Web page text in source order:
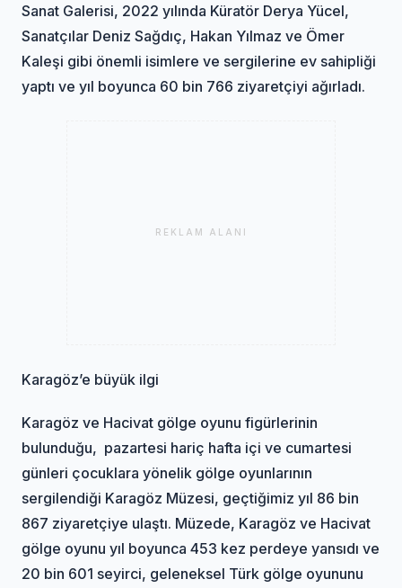
Sanat Galerisi, 2022 yılında Küratör Derya Yücel,
Sanatçılar Deniz Sağdıç, Hakan Yılmaz ve Ömer
Kaleşi gibi önemli isimlere ve sergilerine ev sahipliği
yaptı ve yıl boyunca 60 bin 766 ziyaretçiyi ağırladı.
REKLAM ALANI
Karagöz’e büyük ilgi
Karagöz ve Hacivat gölge oyunu figürlerinin
bulunduğu, pazartesi hariç hafta içi ve cumartesi
günleri çocuklara yönelik gölge oyunlarının
sergilendiği Karagöz Müzesi, geçtiğimiz yıl 86 bin
867 ziyaretçiye ulaştı. Müzede, Karagöz ve Hacivat
gölge oyunu yıl boyunca 453 kez perdeye yansıdı ve
20 bin 601 seyirci, geleneksel Türk gölge oyununu